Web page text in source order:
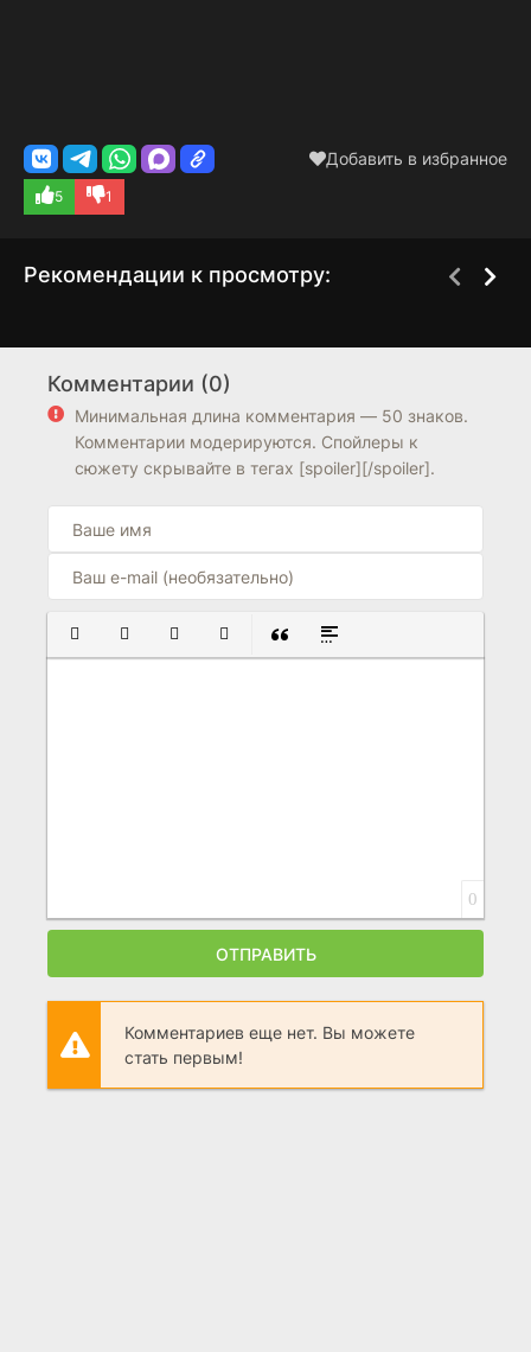
Добавить в избранное
5 1
Рекомендации к просмотру:
5.8 5.7
Комментарии (0)
Минимальная длина комментария — 50 знаков.
Комментарии модерируются. Спойлеры к
сюжету скрывайте в тегах [spoiler][/spoiler].
ПОЛУЖИРНЫЙ
КУРСИВПОДЧЕРКНУТЫЙ
ЗАЧЕРКНУТЫЙ
ВСТАВКА ЦИТАТЫ
ВСТАВКА СПОЙЛЕРА
0
ОТПРАВИТЬ
Комментариев еще нет. Вы можете
стать первым!